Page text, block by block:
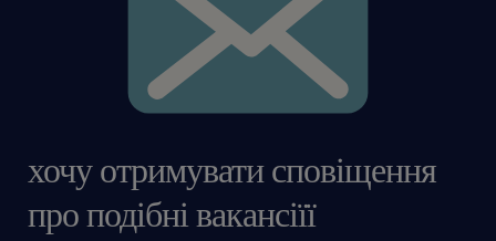
хочу отримувати сповіщення
про подібні вакансіїї